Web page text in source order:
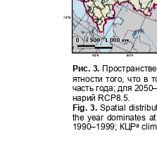
Рис. 3.
ятности того, что в
часть года; для 2050–
нарий RCP8.5.
Fig. 3. Spatial
the year dominates
1990–1999; КЦРa